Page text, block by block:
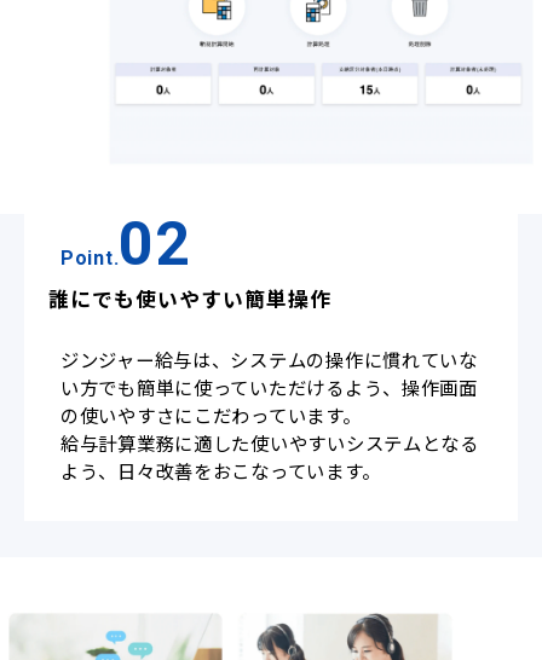
Point.02
誰にでも使いやすい簡単操作
ジンジャー給与は、システムの操作に慣れていな
い方でも簡単に使っていただけるよう、操作画面
の使いやすさにこだわっています。
給与計算業務に適した使いやすいシステムとなる
よう、日々改善をおこなっています。